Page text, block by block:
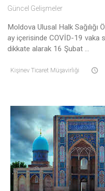
Güncel Gelişmeler
Moldova Ulusal Halk
ay içerisinde COVİD-19 vaka
dikkate alarak 16 Şubat ...
Kişinev Ticaret Müşavirliği